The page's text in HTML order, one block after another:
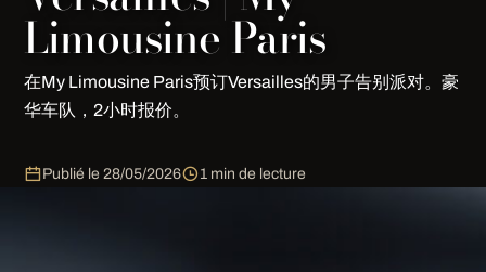
Limousine Paris
在My Limousine Paris预订Versailles的男子告别派对。豪
华车队，2小时报价。
Publié le 28/05/2026 1 min de lecture